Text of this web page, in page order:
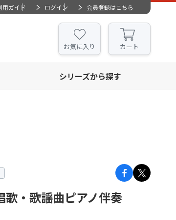
用ガイド ログイン 会員登録はこちら
お気に入り カート
シリーズから探す
歌・歌謡曲ピアノ伴奏